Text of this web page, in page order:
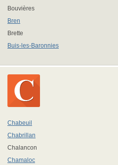
Bouvières
Bren
Brette
Buis-les-Baronnies
Chabeuil
Chabrillan
Chalancon
Chamaloc